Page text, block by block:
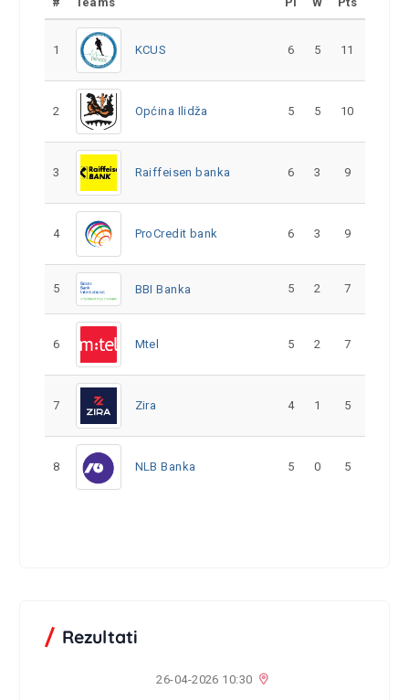
1 KCUS 6 5 11
2 Općina Ilidža 5 5 10
3 Raiffeisen banka 6 3 9
4 ProCredit bank 6 3 9
5 BBI Banka 5 2 7
6 Mtel 5 2 7
7 Zira 4 1 5
8 NLB Banka 5 0 5
Rezultati
26-04-2026 10:30